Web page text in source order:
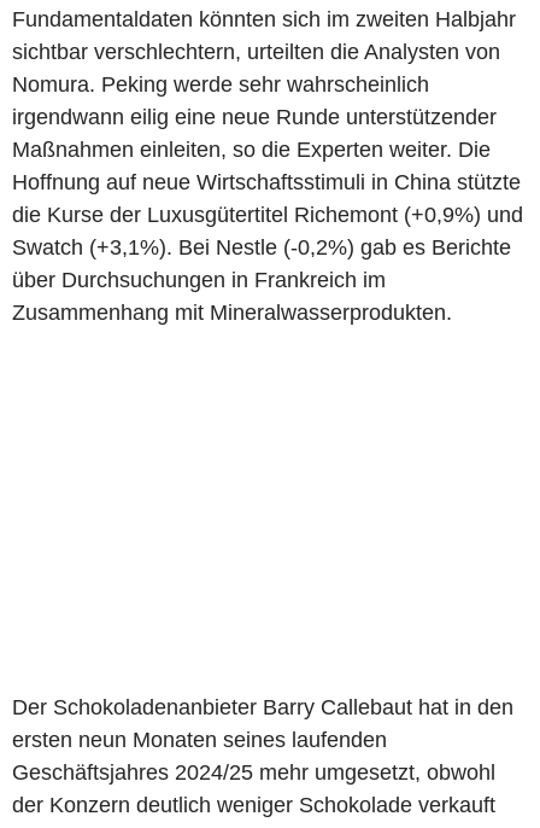
Fundamentaldaten könnten sich im zweiten Halbjahr
sichtbar verschlechtern, urteilten die Analysten von
Nomura. Peking werde sehr wahrscheinlich
irgendwann eilig eine neue Runde unterstützender
Maßnahmen einleiten, so die Experten weiter. Die
Hoffnung auf neue Wirtschaftsstimuli in China stützte
die Kurse der Luxusgütertitel Richemont (+0,9%) und
Swatch (+3,1%). Bei Nestle (-0,2%) gab es Berichte
über Durchsuchungen in Frankreich im
Zusammenhang mit Mineralwasserprodukten.
Der Schokoladenanbieter Barry Callebaut hat in den
ersten neun Monaten seines laufenden
Geschäftsjahres 2024/25 mehr umgesetzt, obwohl
der Konzern deutlich weniger Schokolade verkauft